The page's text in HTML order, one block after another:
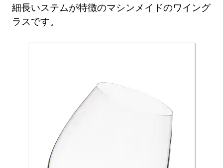
細長いステムが特徴のマシンメイドのワイング
ラスです。